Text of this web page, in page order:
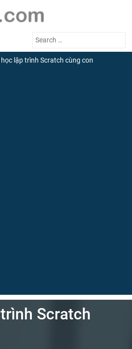
Search
học lập trình Scratch cùng con
Scratch